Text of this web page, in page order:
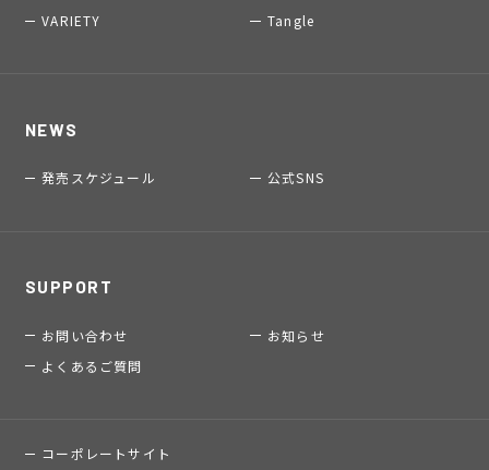
VARIETY
Tangle
NEWS
発売スケジュール 公式SNS
SUPPORT
お問い合わせ
お知らせ
よくあるご質問
コーポレートサイト